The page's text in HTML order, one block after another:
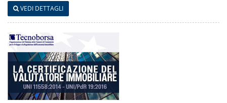
VEDI DETTAGLI